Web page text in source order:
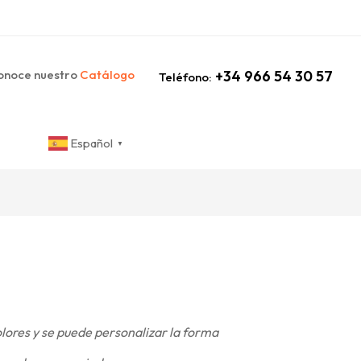
nuestro Catálogo Teléfono: +34 966 54 30 57
Español ▼
y se puede personalizar la forma